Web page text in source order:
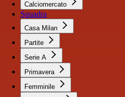
Calciomercato
Squadra
Casa Milan
Partite
Serie A
Primavera
Femminile